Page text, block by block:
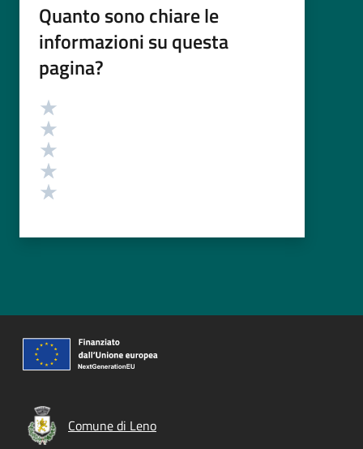
Quanto sono chiare le
informazioni su questa
pagina?
Valutazione
Comune di Leno